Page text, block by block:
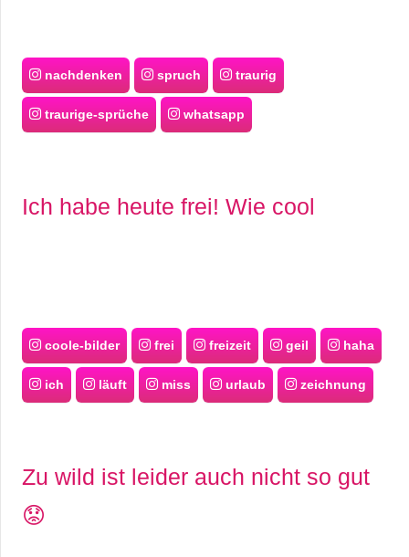
nachdenken spruch traurig
traurige-sprüche whatsapp
Ich habe heute frei! Wie cool
coole-bilder frei freizeit geil haha
ich läuft miss urlaub zeichnung
Zu wild ist leider auch nicht so gut
😟